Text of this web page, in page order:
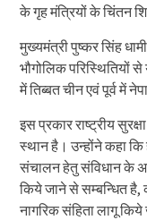
के गृह मंत्रियों के चिंतन
मुख्यमंत्री पुष्कर सिंह
भौगोलिक परिस्थितियों से
में तिब्बत चीन एवं पूर्व में
इस प्रकार राष्ट्रीय
स्थान है। उन्होंने कहा कि
संचालन हेतु संविधान के
किये जाने से सम्बन्धित है,
नागरिक संहिता लागू किये